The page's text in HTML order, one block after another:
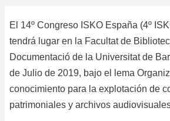
El 14º Congreso ISKO España (4º
tendrá lugar en la Facultat de
Documentació de la Universitat de
de Julio de 2019, bajo el lema
conocimiento para la explotación de
patrimoniales y archivos